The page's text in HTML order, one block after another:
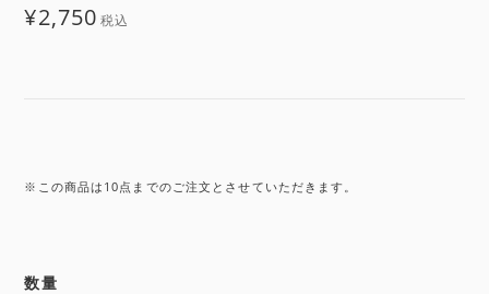
¥2,750 税込
※この商品は10点までのご注文とさせていただきます。
数量